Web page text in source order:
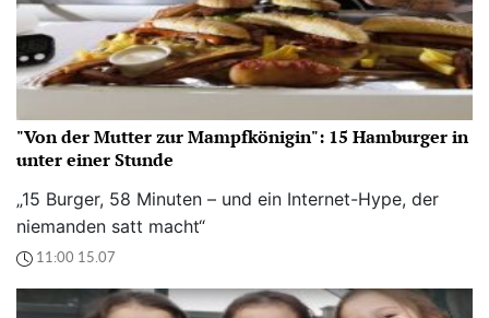
"Von der Mutter zur Mampfkönigin": 15 Hamburger in
unter einer Stunde
„15 Burger, 58 Minuten – und ein Internet-Hype, der
niemanden satt macht“
11:00 15.07